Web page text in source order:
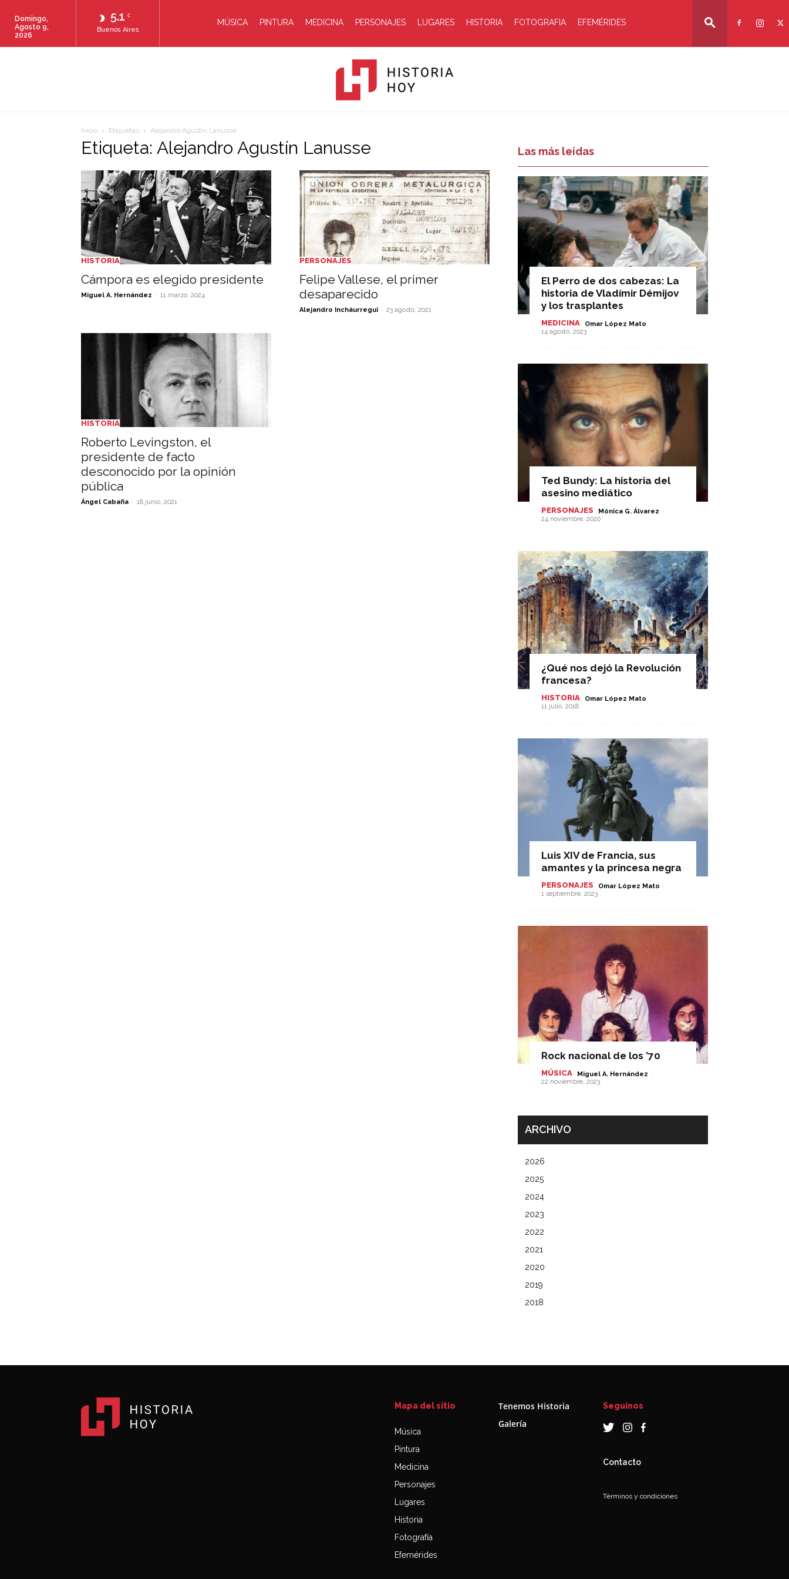
5.1 C
Buenos Aires
Domingo,
Agosto 9,
2026
MÚSICA PINTURA MEDICINA PERSONAJES LUGARES HISTORIA FOTOGRAFIA EFEMÉRIDES
Hoy
Inicio Etiquetas Alejandro Agustín Lanusse
Etiqueta: Alejandro Agustín Lanusse
HISTORIA
Cámpora es elegido presidente
Miguel A. Hernández - 11 marzo, 2024
PERSONAJES
Felipe Vallese, el primer
desaparecido
Alejandro Incháurregui - 23 agosto, 2021
HISTORIA
Roberto Levingston, el
presidente de facto
desconocido por la opinión
pública
Ángel Cabaña - 18 junio, 2021
Las más leídas
El Perro de dos cabezas: La
historia de Vladímir Démijov
y los trasplantes
MEDICINA Omar López Mato -
14 agosto, 2023
Ted Bundy: La historia del
asesino mediático
PERSONAJES Mónica G. Álvarez -
24 noviembre, 2020
¿Qué nos dejó la Revolución
francesa?
HISTORIA Omar López Mato -
11 julio, 2018
Luis XIV de Francia, sus
amantes y la princesa negra
PERSONAJES Omar López Mato -
1 septiembre, 2023
Rock nacional de los ’70
MÚSICA Miguel A. Hernández -
22 noviembre, 2023
ARCHIVO
2026
2025
2024
2023
2022
2021
2020
2019
2018
Mapa del sitio
Música
Pintura
Medicina
Personajes
Lugares
Historia
Fotografía
Efemérides
Tenemos Historia
Galería
Seguinos
Contacto
Términos y condiciones